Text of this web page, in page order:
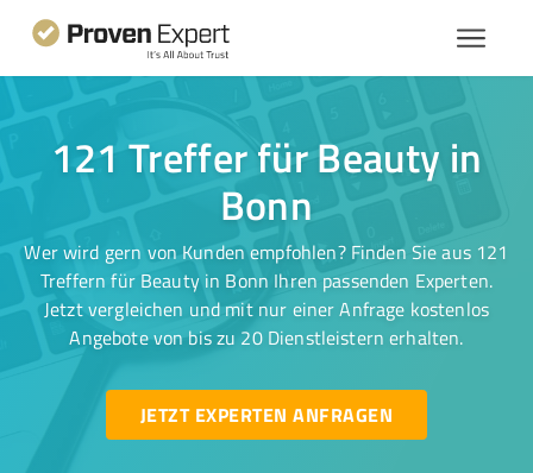
121 Treffer für Beauty in
Bonn
Wer wird gern von Kunden empfohlen? Finden Sie aus 121
Treffern für Beauty in Bonn Ihren passenden Experten.
Jetzt vergleichen und mit nur einer Anfrage kostenlos
Angebote von bis zu 20 Dienstleistern erhalten.
JETZT EXPERTEN ANFRAGEN